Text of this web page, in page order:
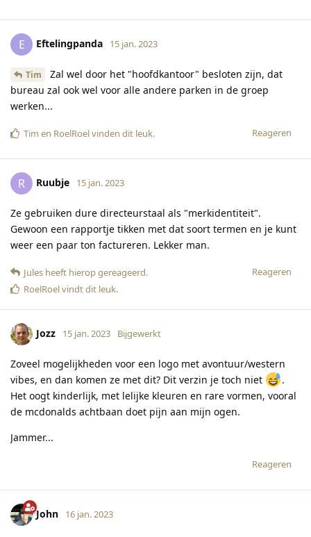
E Eftelingpanda 15 jan. 2023
Tim
Zal wel door het "hoofdkantoor" besloten zijn, dat
bureau zal ook wel voor alle andere parken in de groep
werken...
Reageren
Tim en RoelRoelvinden dit leuk.
R Ruubje 15 jan. 2023
Ze gebruiken dure directeurstaal als "merkidentiteit".
Gewoon een rapportje tikken met dat soort termen en je kunt
weer een paar ton factureren. Lekker man.
Reageren
Jules heeft hierop gereageerd.
RoelRoelvindt dit leuk.
Jozz 15 jan. 2023 Bijgewerkt
Zoveel mogelijkheden voor een logo met avontuur/western
vibes, en dan komen ze met dit? Dit verzin je toch niet
.
Het oogt kinderlijk, met lelijke kleuren en rare vormen, vooral
de mcdonalds achtbaan doet pijn aan mijn ogen.
Jammer...
Reageren
John 16 jan. 2023